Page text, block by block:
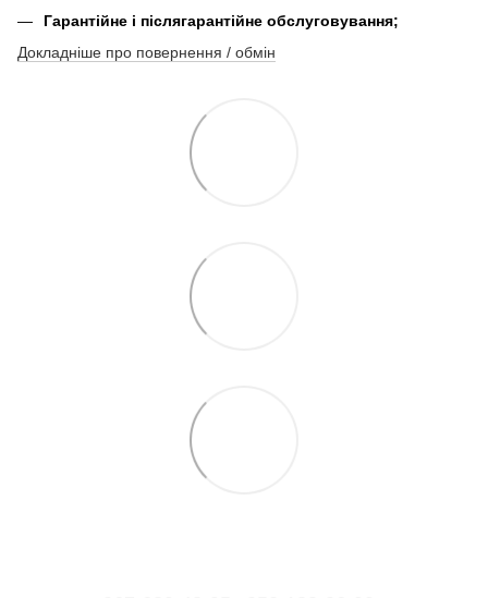
Гарантійне і післягарантійне обслуговування;
Докладніше про повернення / обмін